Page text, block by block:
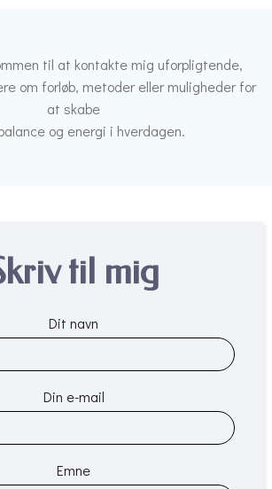
til at kontakte mig uforpligtende,
om forløb, metoder eller muligheder for
at skabe
og energi i hverdagen.
til mig
Dit navn
Din e-mail
Emne